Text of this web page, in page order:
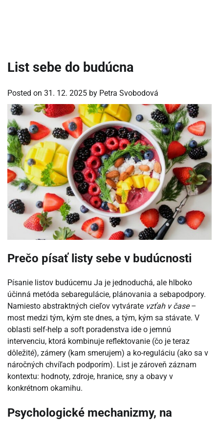
List sebe do budúcna
Posted on 31. 12. 2025 by Petra Svobodová
Prečo písať listy sebe v budúcnosti
Písanie listov budúcemu Ja je jednoduchá, ale hlboko
účinná metóda sebaregulácie, plánovania a sebapodpory.
Namiesto abstraktných cieľov vytvárate vzťah v čase–
most medzi tým, kým ste dnes, a tým, kým sa stávate. V
oblasti self-help a soft poradenstva ide o jemnú
intervenciu, ktorá kombinuje reflektovanie (čo je teraz
dôležité), zámery (kam smerujem) a ko-reguláciu (ako sa v
náročných chvíľach podporím). List je zároveň záznam
kontextu: hodnoty, zdroje, hranice, sny a obavy v
konkrétnom okamihu.
Psychologické mechanizmy, na